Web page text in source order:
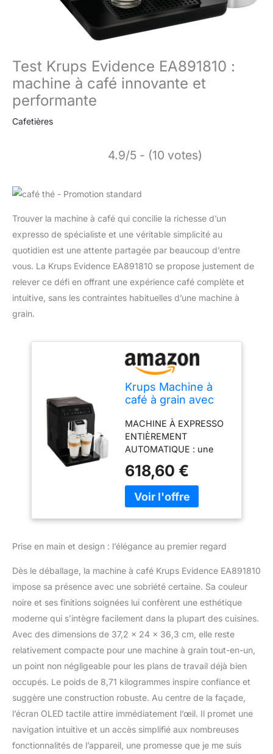
Test Krups Evidence EA891810 :
machine à café innovante et
performante
Cafetières
4.9/5 - (10 votes)
Trouver la machine à café qui concilie la richesse d’un
expresso de spécialiste et une véritable simplicité au
quotidien est une attente partagée par beaucoup d’entre
vous. La Krups Evidence EA891810 se propose justement de
relever ce défi en offrant une expérience café complète et
intuitive, sans les contraintes habituelles d’une machine à
grain.
Krups Machine à
café à grain avec
tasses simultanée,
Ecran OLED, 15
boissons
préenregistrées,
Extra shot pour plus
d’intensité,
Nettoyage
automatique,
EA891810
MACHINE À EXPRESSO
ENTIÈREMENT
AUTOMATIQUE : une
maison exceptionnelle
jusque dans les
moindres détails, du
élégante apporte une
moderne à n'importe
quelle cuisine 15
BOISSON SPRE-
ENREGISTREES : une
grande variété d'options,
y compris le cappuccino
One-Touch, l'espresso
aromatique classique, le
latte et une gamme
complète de tous vos
EXTRA SHOT & DARK :
donnez encore plus
d'arôme à votre boisson
618,60 €
Prise en main et design : l’élégance au premier regard
Dès le déballage, la machine à café Krups Evidence EA891810
impose sa présence avec une sobriété certaine. Sa couleur
noire et ses finitions soignées lui confèrent une esthétique
moderne qui s’intègre facilement dans la plupart des cuisines.
Avec des dimensions de 37,2 x 24 x 36,3 cm, elle reste
relativement compacte pour une machine à grain tout-en-un,
un point non négligeable pour les plans de travail déjà bien
occupés. Le poids de 8,71 kilogrammes inspire confiance et
suggère une construction robuste. Au centre de la façade,
l’écran OLED tactile attire immédiatement l’œil. Il promet une
navigation intuitive et un accès simplifié aux nombreuses
fonctionnalités de l’appareil, une promesse que je me suis